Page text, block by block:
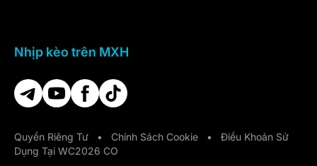
Nhịp kèo trên MXH
Quyền Riêng Tư • Chính Sách Cookie •
Điều Khoản Sử
Dụng Tại WC2026 CO